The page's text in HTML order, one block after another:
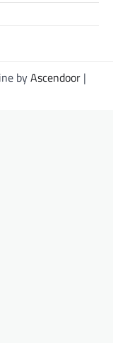
byAscendoor |